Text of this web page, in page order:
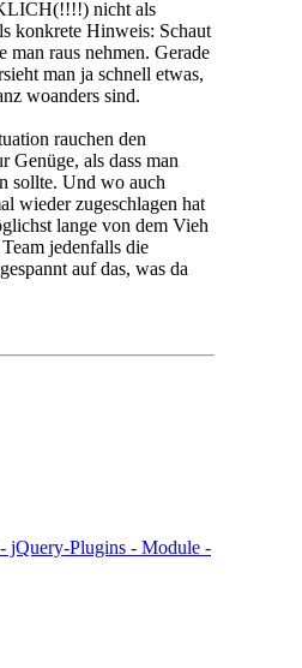
nicht als
konkrete Hinweis: Schaut
man raus nehmen. Gerade
man ja schnell etwas,
woanders sind.
rauchen den
als dass man
sollte. Und wo auch
wieder zugeschlagen hat
lange von dem Vieh
jedenfalls die
auf das, was da